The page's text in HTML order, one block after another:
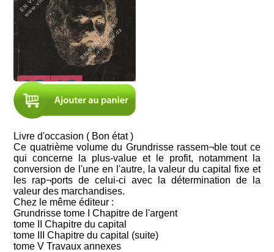
Livre d'occasion ( Bon état )
Ce quatrième volume du Grundrisse rassem¬ble tout ce
qui concerne la plus-value et le profit, notamment la
conversion de l'une en l'autre, la valeur du capital fixe et
les rap¬ports de celui-ci avec la détermination de la
valeur des marchandises.
Chez le même éditeur :
Grundrisse tome I Chapitre de l'argent
tome II Chapitre du capital
tome III Chapitre du capital (suite)
tome V Travaux annexes